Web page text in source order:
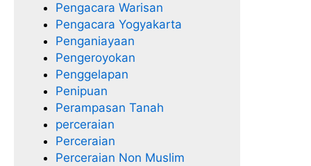
Pengacara Warisan
Pengacara Yogyakarta
Penganiayaan
Pengeroyokan
Penggelapan
Penipuan
Perampasan Tanah
perceraian
Perceraian
Perceraian Non Muslim